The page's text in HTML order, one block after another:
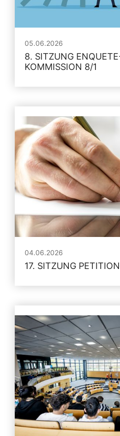
05.06.2026
8. SITZUNG
KOMMISSION 8/1
04.06.2026
17. SITZUNG